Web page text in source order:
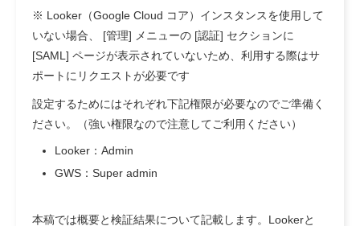
※ Looker（Google Cloud コア）インスタンスを使用して
いない場合、 [管理] メニューの [認証] セクションに
[SAML] ページが表示されていないため、利用する際はサ
ポートにリクエストが必要です
設定するためにはそれぞれ下記権限が必要なのでご準備く
ださい。（強い権限なので注意してご利用ください）
Looker：Admin
GWS：Super admin
本稿では概要と検証結果について記載します。Lookerと